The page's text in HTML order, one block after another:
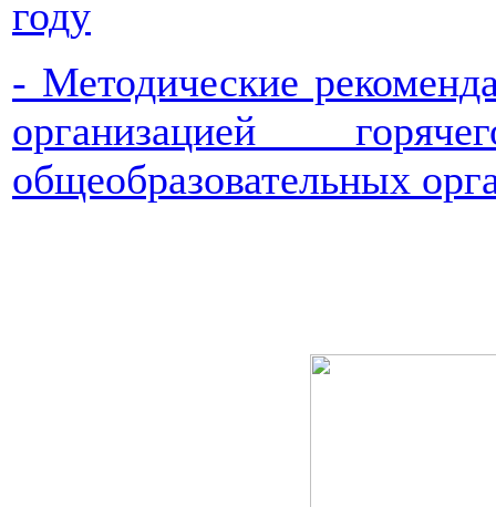
году
- Методические
организацией
общеобразовательных